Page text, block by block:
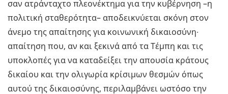
σαν ατράνταχτο πλεονέκτημα για την κυβέρνηση –η
πολιτική σταθερότητα– αποδεικνύεται σκόνη στον
άνεμο της απαίτησης για κοινωνική δικαιοσύνη∙
απαίτηση που, αν και ξεκινά από τα Τέμπη και τις
υποκλοπές για να καταδείξει την απουσία κράτους
δικαίου και την ολιγωρία κρίσιμων θεσμών όπως
αυτού της δικαιοσύνης, περιλαμβάνει ωστόσο την